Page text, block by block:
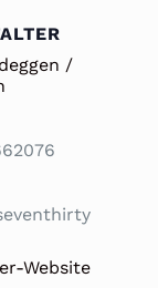
/
Website